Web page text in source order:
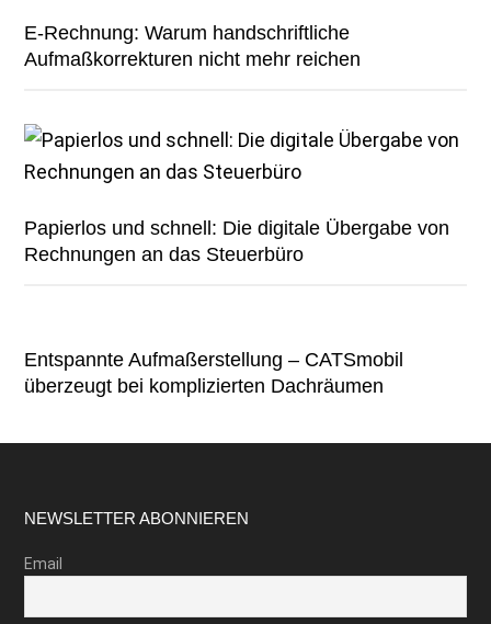
E-Rechnung: Warum handschriftliche
Aufmaßkorrekturen nicht mehr reichen
Papierlos und schnell: Die digitale Übergabe von
Rechnungen an das Steuerbüro
Entspannte Aufmaßerstellung – CATSmobil
überzeugt bei komplizierten Dachräumen
Footer
NEWSLETTER ABONNIEREN
Email